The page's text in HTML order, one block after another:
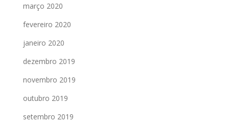
março 2020
fevereiro 2020
janeiro 2020
dezembro 2019
novembro 2019
outubro 2019
setembro 2019